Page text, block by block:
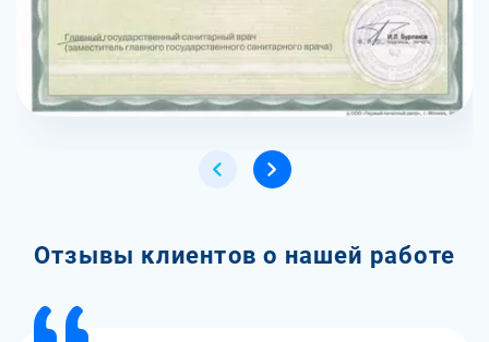
Отзывы клиентов о нашей работе